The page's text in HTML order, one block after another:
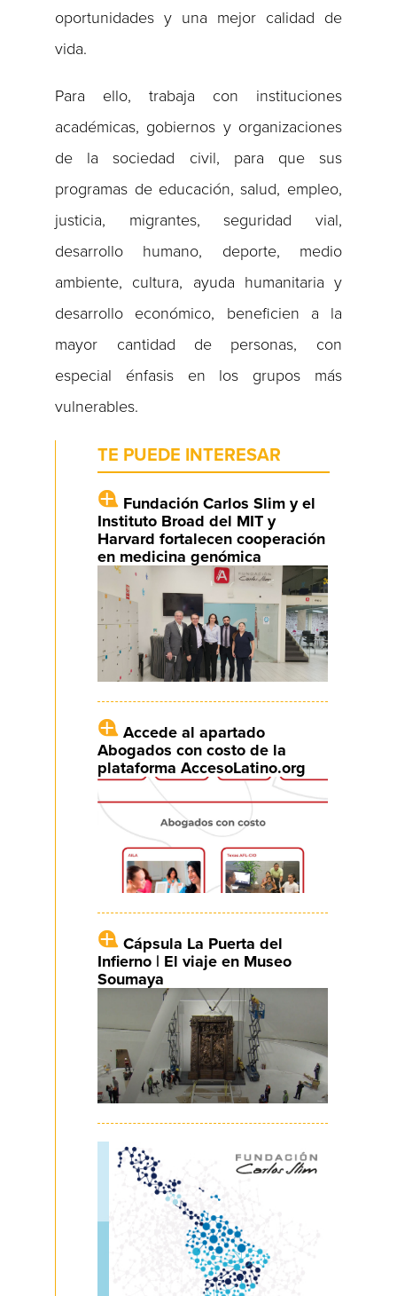
oportunidades y una mejor calidad de
vida.
Para ello, trabaja con instituciones
académicas, gobiernos y organizaciones
de la sociedad civil, para que sus
programas de educación, salud, empleo,
justicia, migrantes, seguridad vial,
desarrollo humano, deporte, medio
ambiente, cultura, ayuda humanitaria y
desarrollo económico, beneficien a la
mayor cantidad de personas, con
especial énfasis en los grupos más
vulnerables.
TE PUEDE INTERESAR
Fundación Carlos Slim y el
Instituto Broad del MIT y
Harvard fortalecen cooperación
en medicina genómica
Accede al apartado
Abogados con costo de la
plataforma AccesoLatino.org
Cápsula La Puerta del
Infierno | El viaje en Museo
Soumaya